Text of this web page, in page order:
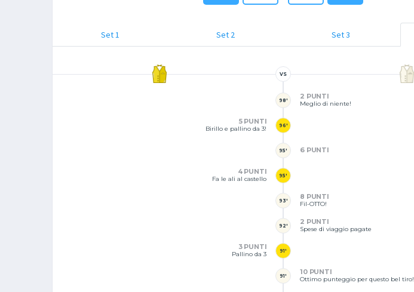
Set 1 Set 2 Set 3
VS
98' 2 PUNTI
Meglio di niente!
96'
5 PUNTI
Birillo e pallino da 3!
95' 6 PUNTI
95'
4 PUNTI
Fa le ali al castello
93' 8 PUNTI
Fil-OTTO!
92' 2 PUNTI
Spese di viaggio pagate
91'
3 PUNTI
Pallino da 3
91' 10 PUNTI
Ottimo punteggio per questo bel tiro!